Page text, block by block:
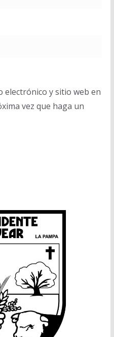
electrónico y sitio web en
vez que haga un